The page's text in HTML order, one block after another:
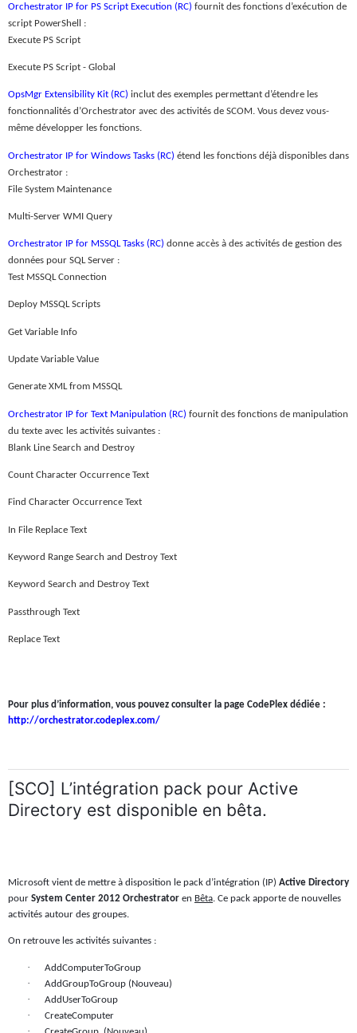
Orchestrator IP for PS Script Execution (RC) fournit des fonctions d’exécution de
script PowerShell :
Execute PS Script
Execute PS Script - Global
OpsMgr Extensibility Kit (RC) inclut des exemples permettant d’étendre les
fonctionnalités d’Orchestrator avec des activités de SCOM. Vous devez vous-
même développer les fonctions.
Orchestrator IP for Windows Tasks (RC) étend les fonctions déjà disponibles dans
Orchestrator :
File System Maintenance
Multi-Server WMI Query
Orchestrator IP for MSSQL Tasks (RC) donne accès à des activités de gestion des
données pour SQL Server :
Test MSSQL Connection
Deploy MSSQL Scripts
Get Variable Info
Update Variable Value
Generate XML from MSSQL
Orchestrator IP for Text Manipulation (RC) fournit des fonctions de manipulation
du texte avec les activités suivantes :
Blank Line Search and Destroy
Count Character Occurrence Text
Find Character Occurrence Text
In File Replace Text
Keyword Range Search and Destroy Text
Keyword Search and Destroy Text
Passthrough Text
Replace Text
Pour plus d’information, vous pouvez consulter la page CodePlex dédiée :
http://orchestrator.codeplex.com/
[SCO] L’intégration pack pour Active
Directory est disponible en bêta.
Microsoft vient de mettre à disposition le pack d’intégration (IP) Active Directory
pour System Center 2012 Orchestrator en Bêta. Ce pack apporte de nouvelles
activités autour des groupes.
On retrouve les activités suivantes :
· AddComputerToGroup
· AddGroupToGroup (Nouveau)
· AddUserToGroup
· CreateComputer